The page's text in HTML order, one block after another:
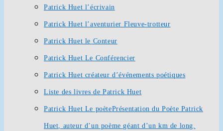
Patrick Huet l’écrivain
Patrick Huet l’aventurier Fleuve-trotteur
Patrick Huet le Conteur
Patrick Huet Le Conférencier
Patrick Huet créateur d’événements poétiques
Liste des livres de Patrick Huet
Patrick Huet Le poètePrésentation du Poète Patrick
Huet, auteur d’un poème géant d’un km de long.